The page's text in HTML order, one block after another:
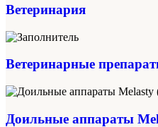
Ветеринария
Ветеринарные
Доильные аппараты